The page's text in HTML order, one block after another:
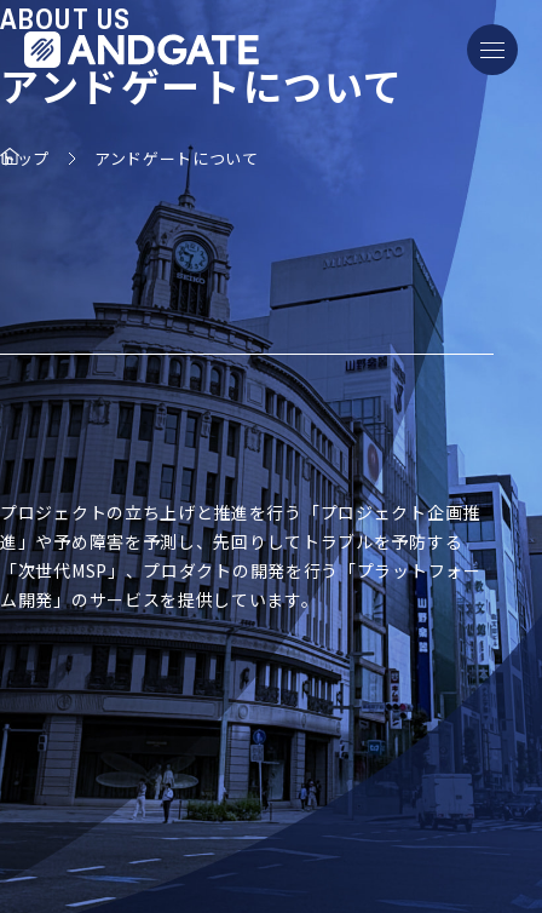
ABOUT US
アンドゲートについて
トップ アンドゲートについて
プロジェクトの立ち上げと推進を行う「プロジェクト企画推
進」や予め障害を予測し、先回りしてトラブルを予防する
「次世代MSP」、プロダクトの開発を行う「プラットフォー
ム開発」のサービスを提供しています。